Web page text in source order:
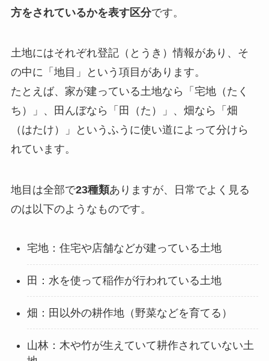
方をされているかを表す区分です。
土地にはそれぞれ登記（とうき）情報があり、そ
の中に「地目」という項目があります。
たとえば、家が建っている土地なら「宅地（たく
ち）」、田んぼなら「田（た）」、畑なら「畑
（はたけ）」というふうに使い道によって分けら
れています。
地目は全部で23種類ありますが、日常でよく見る
のは以下のようなものです。
宅地：住宅や店舗などが建っている土地
田：水を使って稲作が行われている土地
畑：田以外の耕作地（野菜などを育てる）
山林：木や竹が生えていて耕作されていない土